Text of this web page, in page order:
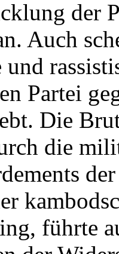
der
Auch
Partei
Die
die
führte